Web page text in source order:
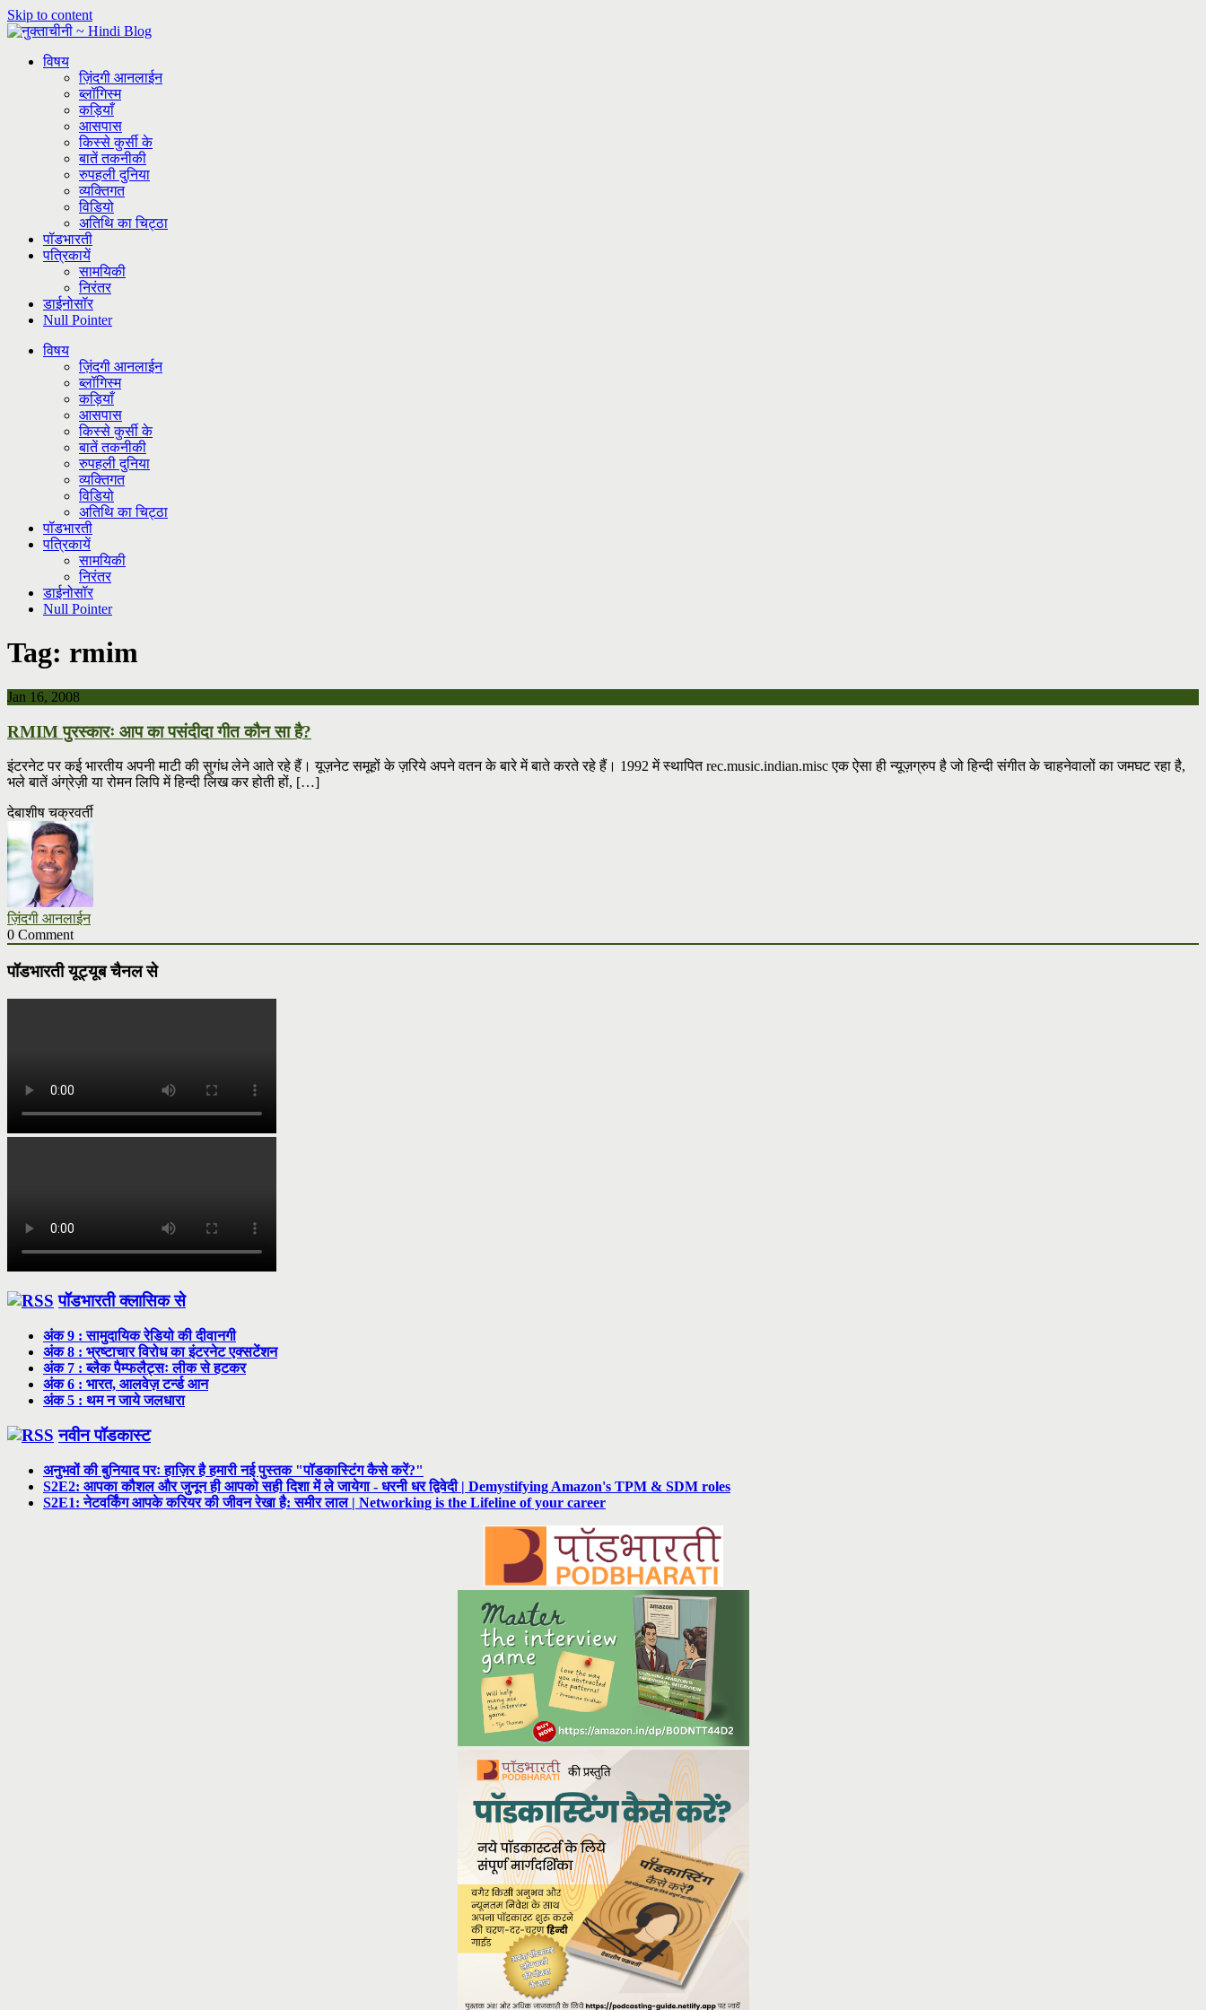
Skip to content
विषय
ज़िंदगी आनलाईन
ब्लॉगिस्म
कड़ियाँ
आसपास
किस्से कुर्सी के
बातें तकनीकी
रुपहली दुनिया
व्यक्तिगत
विडियो
अतिथि का चिट्ठा
पॉडभारती
पत्रिकायें
सामयिकी
निरंतर
डाईनोसॉर
Null Pointer
विषय
ज़िंदगी आनलाईन
ब्लॉगिस्म
कड़ियाँ
आसपास
किस्से कुर्सी के
बातें तकनीकी
रुपहली दुनिया
व्यक्तिगत
विडियो
अतिथि का चिट्ठा
पॉडभारती
पत्रिकायें
सामयिकी
निरंतर
डाईनोसॉर
Null Pointer
Tag: rmim
Jan 16, 2008
RMIM पुरस्कारः आप का पसंदीदा गीत कौन सा है?
इंटरनेट पर कई भारतीय अपनी माटी की सुगंध लेने आते रहे हैं। यूज़नेट समूहों के ज़रिये अपने वतन के बारे में बाते करते रहे हैं। 1992 में स्थापित rec.music.indian.misc एक ऐसा ही न्यूज़ग्रुप है जो हिन्दी संगीत के चाहनेवालों का जमघट रहा है,
भले बातें अंग्रेज़ी या रोमन लिपि में हिन्दी लिख कर होती हों, […]
देबाशीष चक्रवर्ती
ज़िंदगी आनलाईन
0 Comment
पॉडभारती यूट्यूब चैनल से
पॉडभारती क्लासिक से
अंक 9 : सामुदायिक रेडियो की दीवानगी
अंक 8 : भ्रष्टाचार विरोध का इंटरनेट एक्सटेंशन
अंक 7 : ब्लैक पैम्फलैट्सः लीक से हटकर
अंक 6 : भारत, आलवेज़ टर्न्ड आन
अंक 5 : थम न जाये जलधारा
नवीन पॉडकास्ट
अनुभवों की बुनियाद परः हाज़िर है हमारी नई पुस्तक "पॉडकास्टिंग कैसे करें?"
S2E2: आपका कौशल और जुनून ही आपको सही दिशा में ले जायेगा - धरनी धर द्विवेदी | Demystifying Amazon's TPM & SDM roles
S2E1: नेटवर्किंग आपके करियर की जीवन रेखा है: समीर लाल | Networking is the Lifeline of your career